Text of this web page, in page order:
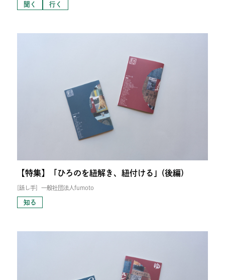
聞く 行く
【特集】「ひろのを紐解き、紐付ける」(後編)
[話し手] 一般社団法人fumoto
知る